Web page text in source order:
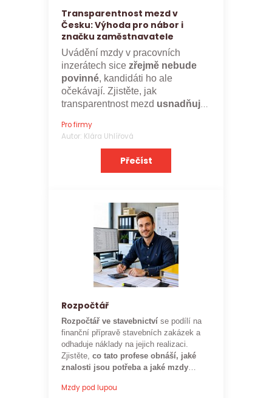
Transparentnost mezd v
Česku: Výhoda pro nábor i
značku zaměstnavatele
Uvádění mzdy v pracovních
inzerátech sice zřejmě nebude
povinné, kandidáti ho ale
očekávají. Zjistěte, jak
transparentnost mezd usnadňuje
zaměstnavatele.
Pro firmy
Autor: Klára Uhlířová
Přečíst
Rozpočtář
Rozpočtář ve stavebnictví se podílí na
finanční přípravě stavebních zakázek a
odhaduje náklady na jejich realizaci.
Zjistěte, co tato profese obnáší, jaké
znalosti jsou potřeba a jaké mzdy
očekávat.
Mzdy pod lupou